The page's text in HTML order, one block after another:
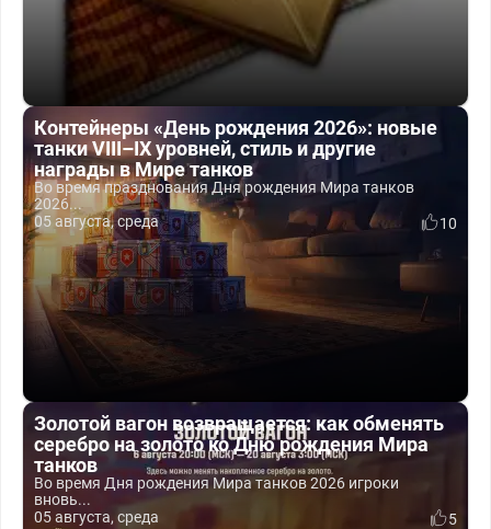
Контейнеры «День рождения 2026»: новые
танки VIII–IX уровней, стиль и другие
награды в Мире танков
Во время празднования Дня рождения Мира танков
2026...
05 августа, среда
10
Золотой вагон возвращается: как обменять
серебро на золото ко Дню рождения Мира
танков
Во время Дня рождения Мира танков 2026 игроки
вновь...
05 августа, среда
5